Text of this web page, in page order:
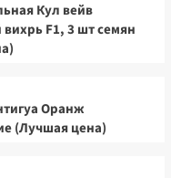
Кул вейв
F1, 3 шт семян
Оранж
(Лучшая цена)